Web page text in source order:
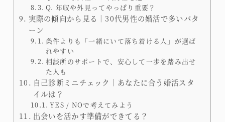
Q. 年収や外見ってやっぱり重要？
実際の傾向から見る｜30代男性の婚活で多いパタ
ーン
条件よりも「一緒にいて落ち着ける人」が選ば
れやすい
相談所のサポートで、安心して一歩を踏み出せ
た人も
自己診断ミニチェック｜あなたに合う婚活スタ
イルは？
YES / NOで考えてみよう
出会いを活かす準備ができてる？